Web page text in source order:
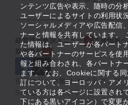
ンテンツ広告や表示、随時の分
ユーザーによるサイトの利用状
ソーシャルメディアや広告配信
ナーと情報を共有しています。
た情報は、ユーザーが各パート
や各パートナーのサービスを使
報と組み合わされ、各パートナ
ます。 なお、Cookieに関する
訂について、ヨーロッパ・アメ
ている方は各ページに設置され
下にある黒いアイコン）で変更
経営課題解決メニュー 支援情報
取組事例
役立つリンク集 サイトマップ
SNS公式アカウント一覧
ウ